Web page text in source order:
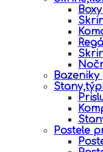
Bazeniky
Postele